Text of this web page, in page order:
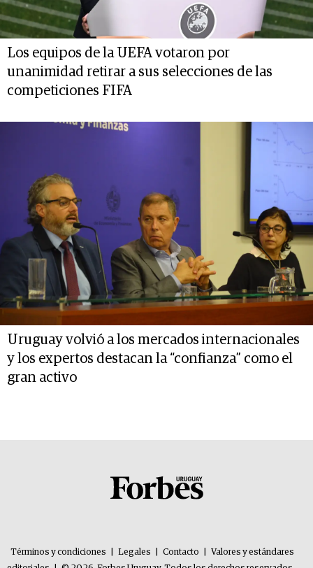
Los equipos de la UEFA votaron por
unanimidad retirar a sus selecciones de las
competiciones FIFA
Uruguay volvió a los mercados internacionales
y los expertos destacan la “confianza” como el
gran activo
Términos y condiciones Legales Contacto
Valores y estándares